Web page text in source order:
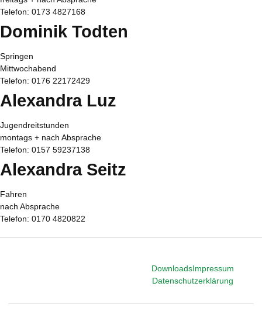
Telefon: 0173 4827168
Dominik Todten
Springen
Mittwochabend
Telefon: 0176 22172429
Alexandra Luz
Jugendreitstunden
montags + nach Absprache
Telefon: 0157 59237138
Alexandra Seitz
Fahren
nach Absprache
Telefon: 0170 4820822
DownloadsImpressum
Datenschutzerklärung